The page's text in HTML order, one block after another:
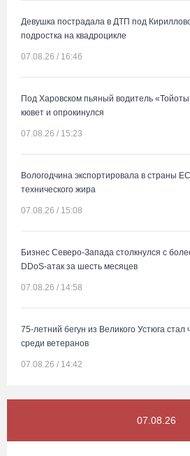
Девушка пострадала в ДТП под
подростка на квадроцикле
07.08.26 / 16:46
Под Харовском пьяный водитель
кювет и опрокинулся
07.08.26 / 15:23
Вологодчина экспортировала в страны
технического жира
07.08.26 / 15:08
Бизнес Северо-Запада столкнулся с
DDoS-атак за шесть месяцев
07.08.26 / 14:58
75-летний бегун из Великого Устюга
среди ветеранов
07.08.26 / 14:42
Шекснинского водохранилища
07.08.26 / 14:25
07.08.26